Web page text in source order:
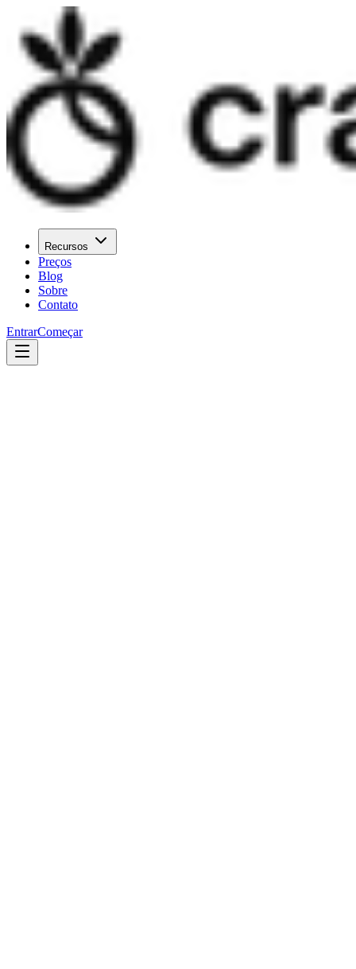
Recursos
Preços
Blog
Sobre
Contato
EntrarComeçar